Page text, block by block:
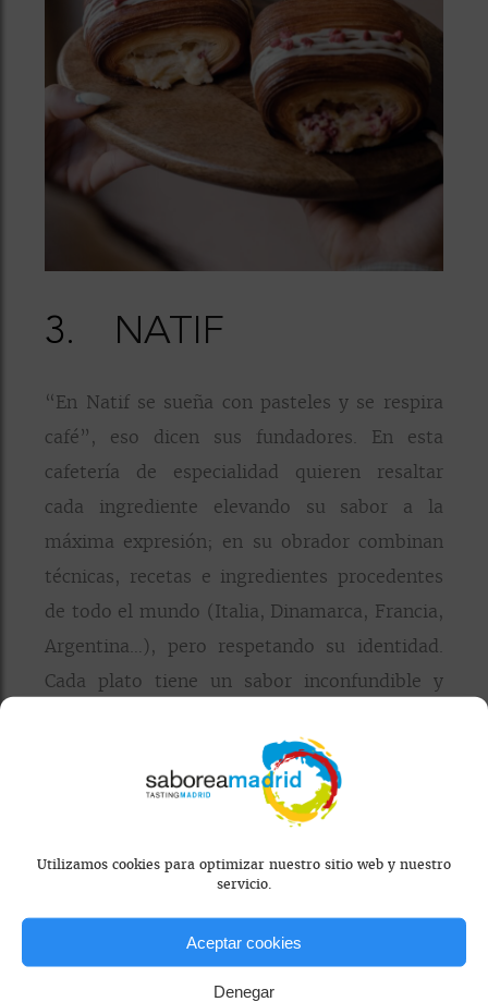
Utilizamos cookies para optimizar nuestro sitio web y nuestro
servicio.
Aceptar cookies
Denegar
3. NATIF
“En Natif se sueña con pasteles y se respira
café”, eso dicen sus fundadores. En esta
cafetería de especialidad quieren resaltar
cada ingrediente elevando su sabor a la
máxima expresión; en su obrador combinan
técnicas, recetas e ingredientes procedentes
de todo el mundo (Italia, Dinamarca, Francia,
Argentina…), pero respetando su identidad.
Cada plato tiene un sabor inconfundible y
creatividad y muchas ganas de sorprender
con algo distinto.
(Centro).